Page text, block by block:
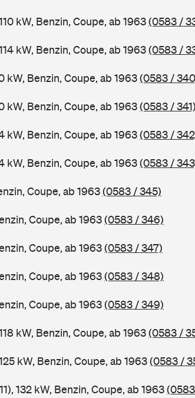
kW, Benzin, Coupe, ab 1963(0583 /
kW, Benzin, Coupe, ab 1963(0583 /
kW, Benzin, Coupe, ab 1963(0583 /
kW, Benzin, Coupe, ab 1963(0583 / 341)
kW, Benzin, Coupe, ab 1963(0583 /
kW, Benzin, Coupe, ab 1963(0583 /
Coupe, ab 1963(0583 / 345)
Coupe, ab 1963(0583 / 346)
Coupe, ab 1963(0583 / 347)
Coupe, ab 1963(0583 / 348)
Coupe, ab 1963(0583 / 349)
kW, Benzin, Coupe, ab 1963(0583 /
kW, Benzin, Coupe, ab 1963(0583 /
132 kW, Benzin, Coupe, ab 1963